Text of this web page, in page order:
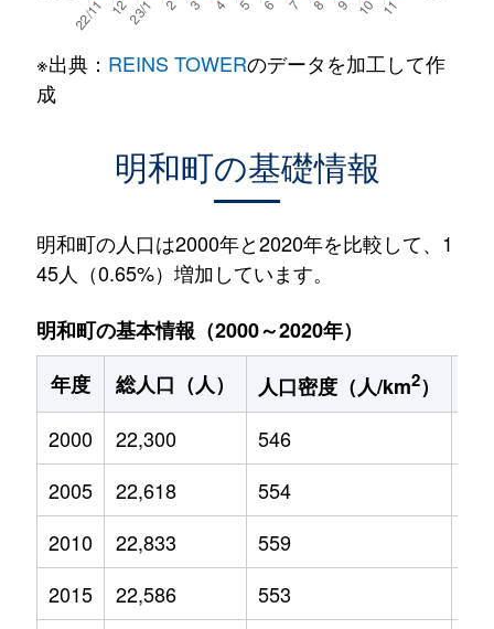
※出典： REINS TOWERのデータを加工して作
成
明和町の基礎情報
明和町の人口は2000年と2020年を比較して、1
45人（0.65%）増加しています。
明和町の基本情報（2000～2020年）
年度
総人口（人） 人口密度（人/km2）
2000
22,300 546
2005
22,618 554
2010
22,833 559
2015
22,586 553